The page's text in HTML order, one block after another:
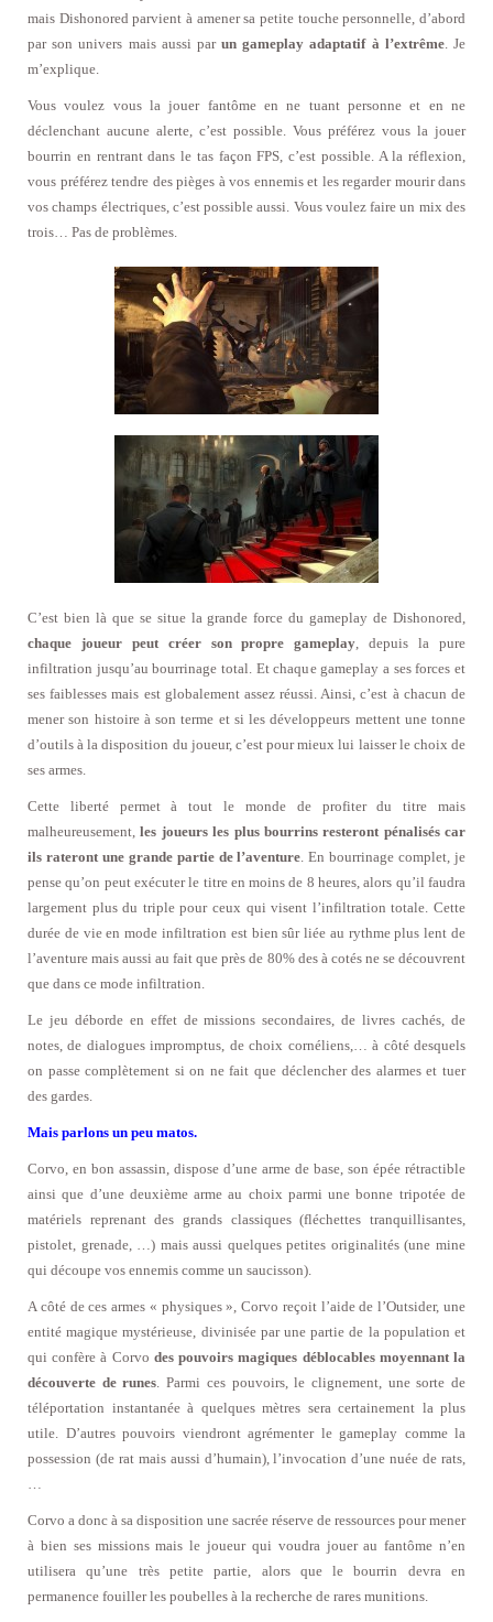
mais Dishonored parvient à amener sa petite touche personnelle, d’abord
par son univers mais aussi parun gameplay adaptatif à l’extrême. Je
m’explique.
Vous voulez vous la jouer fantôme en ne tuant personne et en ne
déclenchant aucune alerte, c’est possible. Vous préférez vous la jouer
bourrin en rentrant dans le tas façon FPS, c’est possible. A la réflexion,
vous préférez tendre des pièges à vos ennemis et les regarder mourir dans
vos champs électriques, c’est possible aussi. Vous voulez faire un mix des
trois… Pas de problèmes.
C’est bien là que se situe la grande force du gameplay de Dishonored,
chaque joueur peut créer son propre gameplay, depuis la pure
infiltration jusqu’au bourrinage total. Et chaque gameplay a ses forces et
ses faiblesses mais est globalement assez réussi. Ainsi, c’est à chacun de
mener son histoire à son terme et si les développeurs mettent une tonne
d’outils à la disposition du joueur, c’est pour mieux lui laisser le choix de
ses armes.
Cette liberté permet à tout le monde de profiter du titre mais
malheureusement, les joueurs les plus bourrins resteront pénalisés car
ils rateront une grande partie de l’aventure. En bourrinage complet, je
pense qu’on peut exécuter le titre en moins de 8 heures, alors qu’il faudra
largement plus du triple pour ceux qui visent l’infiltration totale. Cette
durée de vie en mode infiltration est bien sûr liée au rythme plus lent de
l’aventure mais aussi au fait que près de 80% des à cotés ne se découvrent
que dans ce mode infiltration.
Le jeu déborde en effet de missions secondaires, de livres cachés, de
notes, de dialogues impromptus, de choix cornéliens,… à côté desquels
on passe complètement si on ne fait que déclencher des alarmes et tuer
des gardes.
Mais parlons un peu matos.
Corvo, en bon assassin, dispose d’une arme de base, son épée rétractible
ainsi que d’une deuxième arme au choix parmi une bonne tripotée de
matériels reprenant des grands classiques (fléchettes tranquillisantes,
pistolet, grenade, …) mais aussi quelques petites originalités (une mine
qui découpe vos ennemis comme un saucisson).
A côté de ces armes « physiques », Corvo reçoit l’aide de l’Outsider, une
entité magique mystérieuse, divinisée par une partie de la population et
qui confère à Corvo des pouvoirs magiques déblocables moyennant la
découverte de runes. Parmi ces pouvoirs, le clignement, une sorte de
téléportation instantanée à quelques mètres sera certainement la plus
utile. D’autres pouvoirs viendront agrémenter le gameplay comme la
possession (de rat mais aussi d’humain), l’invocation d’une nuée de rats,
…
Corvo a donc à sa disposition une sacrée réserve de ressources pour mener
à bien ses missions mais le joueur qui voudra jouer au fantôme n’en
utilisera qu’une très petite partie, alors que le bourrin devra en
permanence fouiller les poubelles à la recherche de rares munitions.